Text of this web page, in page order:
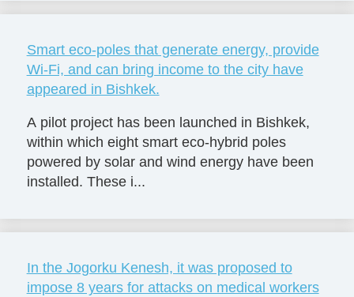
Smart eco-poles that generate energy, provide
Wi-Fi, and can bring income to the city have
appeared in Bishkek.
A pilot project has been launched in Bishkek,
within which eight smart eco-hybrid poles
powered by solar and wind energy have been
installed. These i...
In the Jogorku Kenesh, it was proposed to
impose 8 years for attacks on medical workers